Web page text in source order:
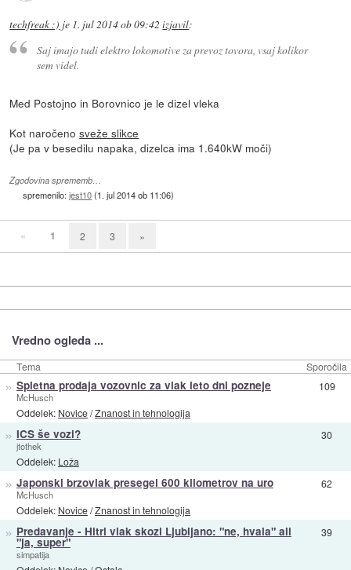
techfreak :) je 1. jul 2014 ob 09:42 izjavil:
Saj imajo tudi elektro lokomotive za prevoz tovora, vsaj kolikor
sem videl.
Med Postojno in Borovnico je le dizel vleka
Kot naročenosveže slikce
(Je pa v besedilu napaka, dizelca ima 1.640kW moči)
Zgodovina sprememb…
spremenilo:jest10(1. jul 2014 ob 11:06)
« 1 2 3 »
Vredno ogleda ...
Tema Sporočila
» Spletna prodaja vozovnic za vlak leto dni pozneje
McHusch
Oddelek: Novice/Znanost in tehnologija
109
» ICS še vozi?
jtothek
Oddelek: Loža
30
» Japonski brzovlak presegel 600 kilometrov na uro
McHusch
Oddelek: Novice/Znanost in tehnologija
62
» Predavanje - Hitri vlak skozi Ljubljano: "ne, hvala" ali
"ja, super"
simpatija
39